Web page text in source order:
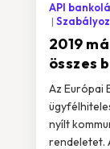
2019
összes
API
Az Európai
nyílt
rendeletet.